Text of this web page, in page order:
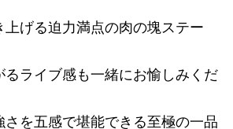
げる迫力満点の肉の塊ステー
るライブ感も一緒にお愉しみくだ
さを五感で堪能できる至極の一品